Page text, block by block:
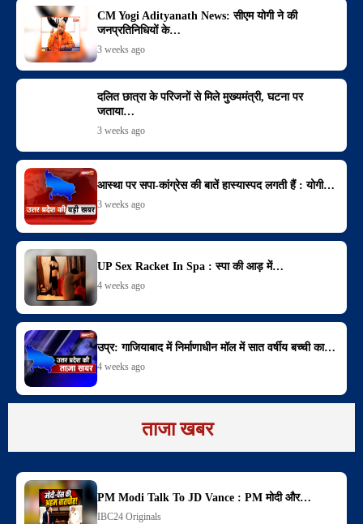
CM Yogi Adityanath News: सीएम योगी ने की
जनप्रतिनिधियों के…
3 weeks ago
दलित छात्रा के परिजनों से मिले मुख्यमंत्री, घटना पर
जताया…
3 weeks ago
आस्था पर सपा-कांग्रेस की बातें हास्यास्पद लगती हैं : योगी…
3 weeks ago
UP Sex Racket In Spa : स्पा की आड़ में…
4 weeks ago
उप्र: गाजियाबाद में निर्माणाधीन मॉल में सात वर्षीय बच्ची का…
4 weeks ago
ताजा खबर
PM Modi Talk To JD Vance : PM मोदी और…
IBC24 Originals